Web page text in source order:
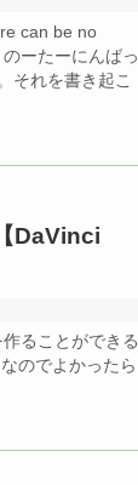
can be no
ーたーにんばっ
それを書き起こ
DaVinci
ることができる
のでよかったら